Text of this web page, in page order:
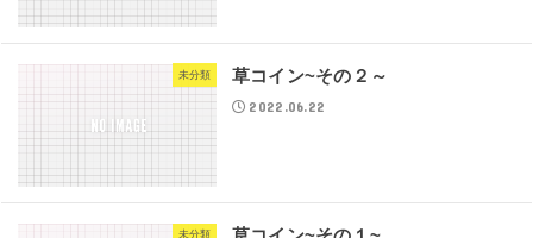
未分類 草コイン~その２～
2022.06.22
未分類